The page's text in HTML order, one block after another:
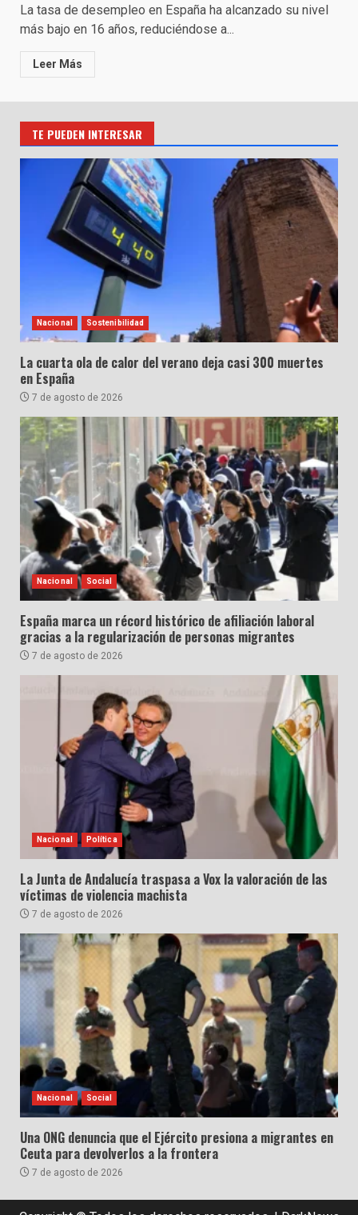
La tasa de desempleo en España ha alcanzado su nivel
más bajo en 16 años, reduciéndose a...
Leer Más
TE PUEDEN INTERESAR
Nacional Sostenibilidad
La cuarta ola de calor del verano deja casi 300 muertes
en España
7 de agosto de 2026
Nacional Social
España marca un récord histórico de afiliación laboral
gracias a la regularización de personas migrantes
7 de agosto de 2026
Nacional Política
La Junta de Andalucía traspasa a Vox la valoración de las
víctimas de violencia machista
7 de agosto de 2026
Nacional Social
Una ONG denuncia que el Ejército presiona a migrantes en
Ceuta para devolverlos a la frontera
7 de agosto de 2026